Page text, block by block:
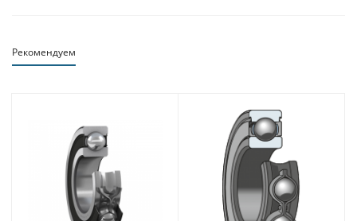
Рекомендуем